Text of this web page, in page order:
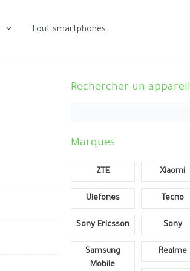
Tout smartphones
Rechercher un appareil
Marques
ZTE Xiaomi
Ulefones Tecno
Sony Ericsson Sony
Samsung
Mobile
Realme